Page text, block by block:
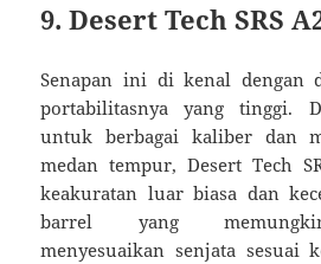
9. Desert Tech SRS
Senapan ini di kenal dengan
portabilitasnya yang tinggi.
untuk berbagai kaliber dan
medan tempur, Desert Tech
keakuratan luar biasa dan
barrel yang
menyesuaikan senjata sesuai